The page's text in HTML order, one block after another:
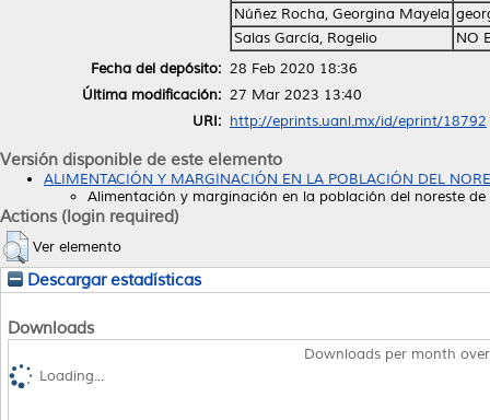
Núñez Rocha, Georgina Mayela
Salas García, Rogelio
NO
Fecha del depósito: 28 Feb 2020 18:36
Última modificación: 27 Mar 2023 13:40
URI: http://eprints.uanl.mx/id/eprint/18792
Versión disponible de este elemento
ALIMENTACIÓN Y MARGINACIÓN EN LA POBLACIÓN DEL
Alimentación y marginación en la población del noreste
Actions (login required)
Ver elemento
Descargar estadísticas
Downloads
Downloads per month
Loading...